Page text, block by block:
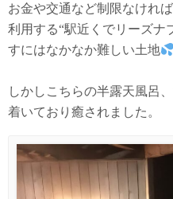
お金や交通など制限なけれ
利用する“駅近くでリーズナ
すにはなかなか難しい土地
しかしこちらの半露天風呂
着いており癒されました。